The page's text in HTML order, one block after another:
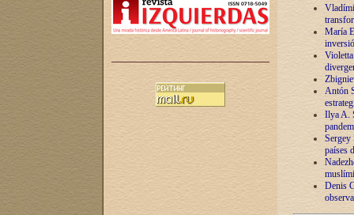
María
Antón
Ilya A.
Sergey
países
Denis